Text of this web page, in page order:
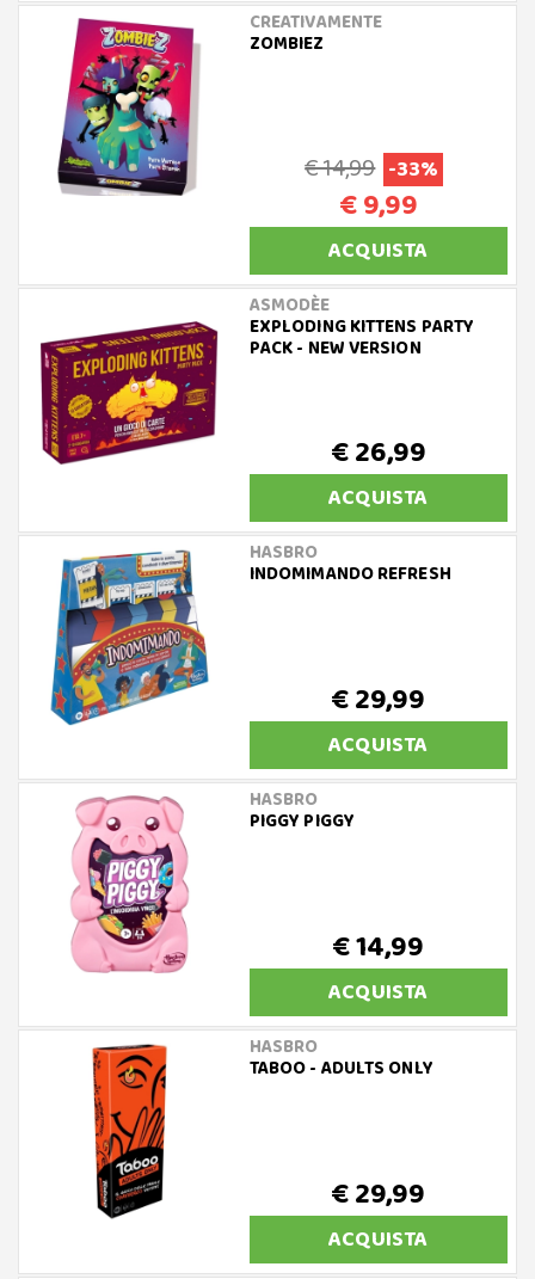
CREATIVAMENTE
ZOMBIEZ
€ 14,99 -33%
€ 9,99
ACQUISTA
ASMODÈE
EXPLODING KITTENS PARTY
PACK - NEW VERSION
€ 26,99
ACQUISTA
HASBRO
INDOMIMANDO REFRESH
€ 29,99
ACQUISTA
HASBRO
PIGGY PIGGY
€ 14,99
ACQUISTA
HASBRO
TABOO - ADULTS ONLY
€ 29,99
ACQUISTA